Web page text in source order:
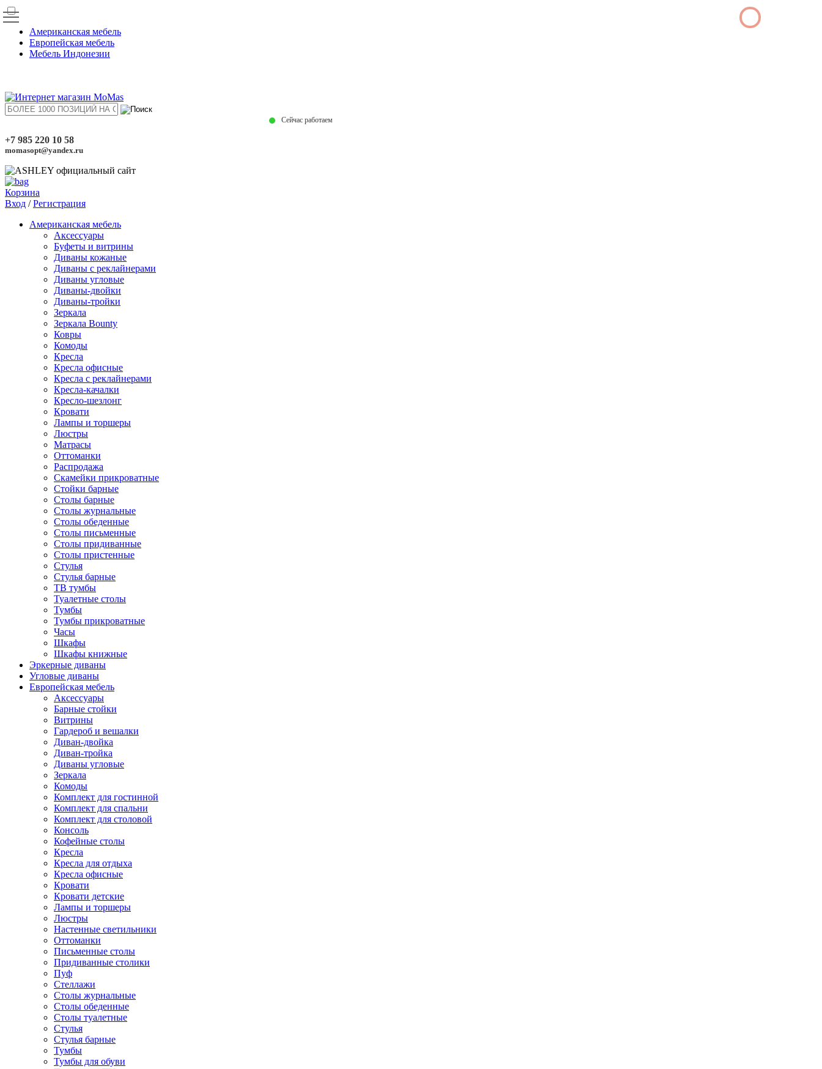
Американская мебель
Европейская мебель
Мебель Индонезии
Сейчас работаем
+7 985 220 10 58
momasopt@yandex.ru
Корзина
Вход /Регистрация
Американская мебель
Аксессуары
Буфеты и витрины
Диваны кожаные
Диваны с реклайнерами
Диваны угловые
Диваны-двойки
Диваны-тройки
Зеркала
Зеркала Bounty
Ковры
Комоды
Кресла
Кресла офисные
Кресла с реклайнерами
Кресла-качалки
Кресло-шезлонг
Кровати
Лампы и торшеры
Люстры
Матрасы
Оттоманки
Распродажа
Скамейки прикроватные
Стойки барные
Столы барные
Столы журнальные
Столы обеденные
Столы письменные
Столы придиванные
Столы пристенные
Стулья
Стулья барные
ТВ тумбы
Туалетные столы
Тумбы
Тумбы прикроватные
Часы
Шкафы
Шкафы книжные
Эркерные диваны
Угловые диваны
Европейская мебель
Аксессуары
Барные стойки
Витрины
Гардероб и вешалки
Диван-двойка
Диван-тройка
Диваны угловые
Зеркала
Комоды
Комплект для гостинной
Комплект для спальни
Комплект для столовой
Консоль
Кофейные столы
Кресла
Кресла для отдыха
Кресла офисные
Кровати
Кровати детские
Лампы и торшеры
Люстры
Настенные светильники
Оттоманки
Письменные столы
Придиванные столики
Пуф
Стеллажи
Столы журнальные
Столы обеденные
Столы туалетные
Стулья
Стулья барные
Тумбы
Тумбы для обуви